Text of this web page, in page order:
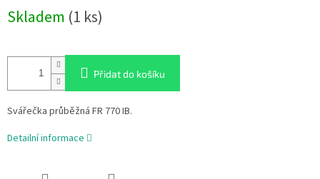
cena:
Skladem (1 ks)
Přidat do košíku
Svářečka průběžná FR 770 IB.
Detailní informace